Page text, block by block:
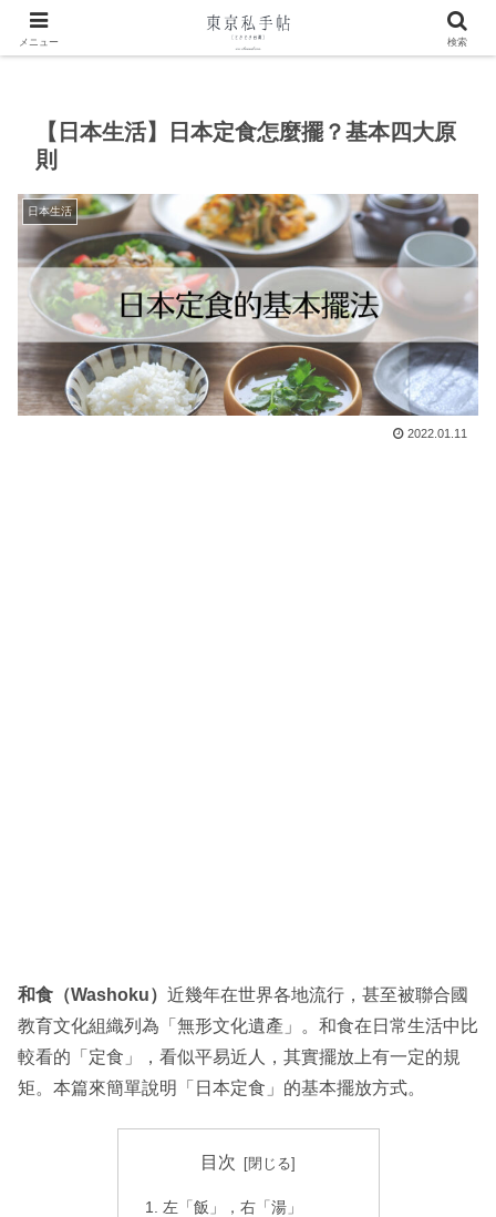
日本生活
【日本生活】日本定食怎麼擺？基本四大原
則
日本生活
2022.01.11
和食（Washoku） 近幾年在世界各地流行，甚至被聯合國
教育文化組織列為「無形文化遺產」。和食在日常生活中比
較看的「定食」，看似平易近人，其實擺放上有一定的規
矩。本篇來簡單說明「日本定食」的基本擺放方式。
目次
左「飯」，右「湯」
メニュー 検索